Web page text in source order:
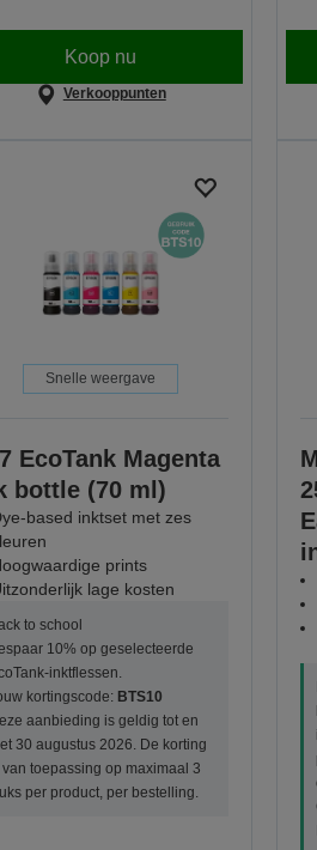
Koop nu
Verkooppunten
Snelle weergave
EcoTank Magenta
bottle (70 ml)
based inktset met zes
prints
lage kosten
to school
10% op geselecteerde
inktflessen.
kortingscode: BTS10
aanbieding is geldig tot en
30 augustus 2026. De korting
van toepassing op maximaal 3
per product, per bestelling.